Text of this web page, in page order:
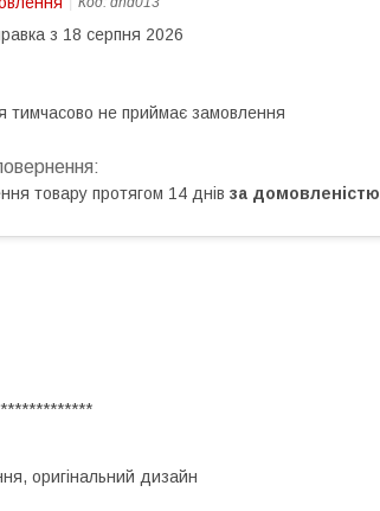
з 18 серпня 2026
тимчасово не приймає замовлення
товару протягом 14 днів за домовленістю
оригінальний дизайн